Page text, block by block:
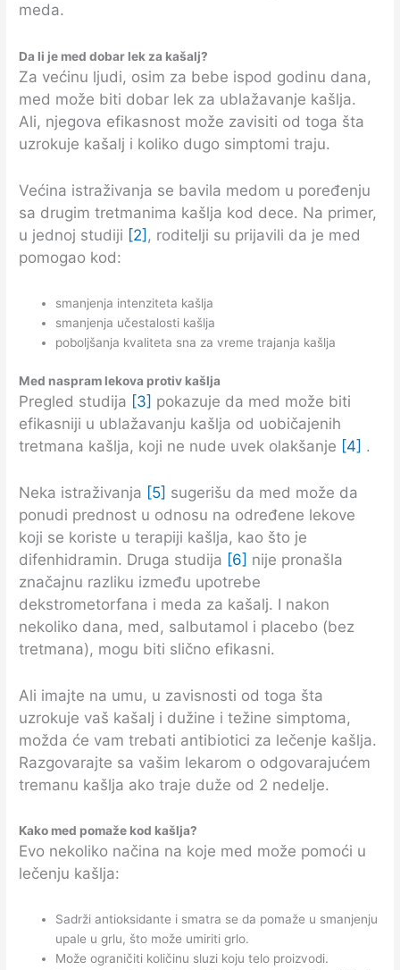
meda.
Da li je med dobar lek za kašalj?
Za većinu ljudi, osim za bebe ispod godinu dana,
med može biti dobar lek za ublažavanje kašlja.
Ali, njegova efikasnost može zavisiti od toga šta
uzrokuje kašalj i koliko dugo simptomi traju.
Većina istraživanja se bavila medom u poređenju
sa drugim tretmanima kašlja kod dece. Na primer,
u jednoj studiji [2] , roditelji su prijavili da je med
pomogao kod:
smanjenja intenziteta kašlja
smanjenja učestalosti kašlja
poboljšanja kvaliteta sna za vreme trajanja kašlja
Med naspram lekova protiv kašlja
Pregled studija [3] pokazuje da med može biti
efikasniji u ublažavanju kašlja od uobičajenih
tretmana kašlja, koji ne nude uvek olakšanje [4] .
Neka istraživanja [5] sugerišu da med može da
ponudi prednost u odnosu na određene lekove
koji se koriste u terapiji kašlja, kao što je
difenhidramin. Druga studija [6] nije pronašla
značajnu razliku između upotrebe
dekstrometorfana i meda za kašalj. I nakon
nekoliko dana, med, salbutamol i placebo (bez
tretmana), mogu biti slično efikasni.
Ali imajte na umu, u zavisnosti od toga šta
uzrokuje vaš kašalj i dužine i težine simptoma,
možda će vam trebati antibiotici za lečenje kašlja.
Razgovarajte sa vašim lekarom o odgovarajućem
tremanu kašlja ako traje duže od 2 nedelje.
Kako med pomaže kod kašlja?
Evo nekoliko načina na koje med može pomoći u
lečenju kašlja:
Sadrži antioksidante i smatra se da pomaže u smanjenju
upale u grlu, što može umiriti grlo.
Može ograničiti količinu sluzi koju telo proizvodi.